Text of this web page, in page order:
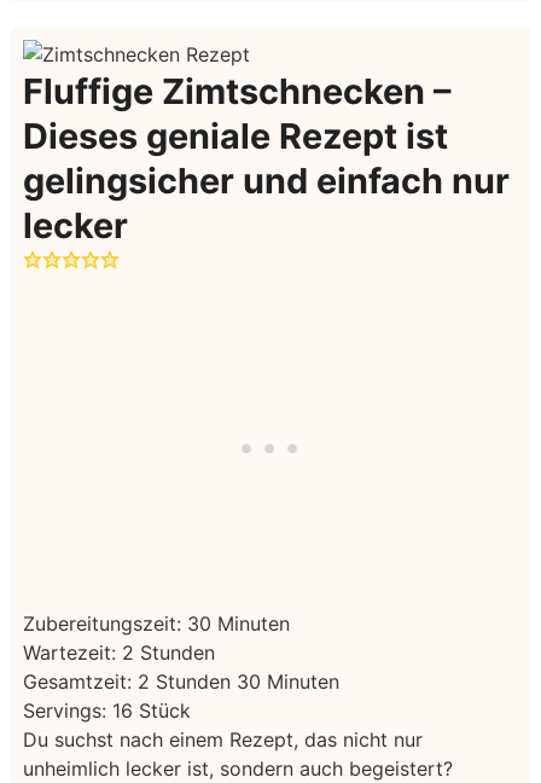
Fluffige Zimtschnecken –
Dieses geniale Rezept ist
gelingsicher und einfach nur
lecker
Zubereitungszeit: 30 Minuten
Minuten
Wartezeit: 2 Stunden
Stunden
Gesamtzeit: 2 Stunden
Stunden 30 Minuten
Minuten
Servings: 16 Stück
Du suchst nach einem Rezept, das nicht nur
unheimlich lecker ist, sondern auch begeistert?